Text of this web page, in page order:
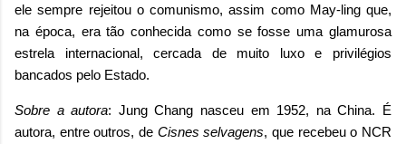
ele sempre rejeitou o comunismo, assim como May-ling que,
na época, era tão conhecida como se fosse uma glamurosa
estrela internacional, cercada de muito luxo e privilégios
bancados pelo Estado.
Sobre a autora: Jung Chang nasceu em 1952, na China. É
autora, entre outros, de Cisnes selvagens, que recebeu o NCR